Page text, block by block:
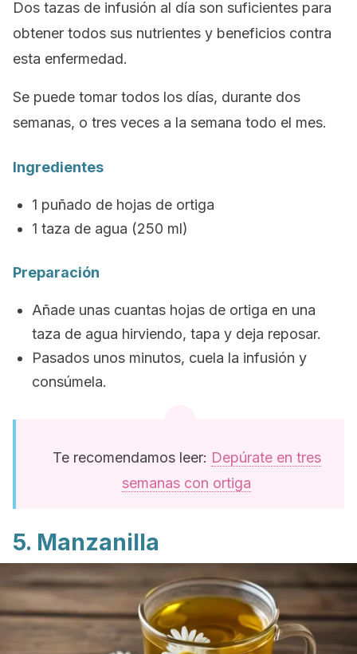
Dos tazas de infusión al día son suficientes para
obtener todos sus nutrientes y beneficios contra
esta enfermedad.
Se puede tomar todos los días, durante dos
semanas, o tres veces a la semana todo el mes.
Ingredientes
1 puñado de hojas de ortiga
1 taza de agua (250 ml)
Preparación
Añade unas cuantas hojas de ortiga en una
taza de agua hirviendo, tapa y deja reposar.
Pasados unos minutos, cuela la infusión y
consúmela.
Te recomendamos leer: Depúrate en tres
semanas con ortiga
5. Manzanilla